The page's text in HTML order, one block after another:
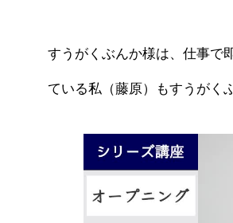
すうがくぶんか様は、仕事で
ている私（藤原）もすうがく